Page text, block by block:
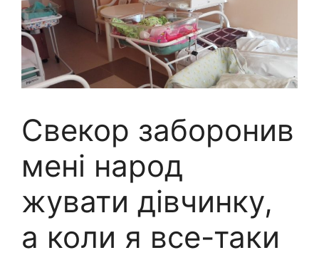
Свекор заборонив
мені народ
жувати дівчинку,
а коли я все-таки